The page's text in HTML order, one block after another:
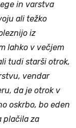
in varstva
ali težko
iz
lahko v večjem
tudi starši otrok,
vendar
da je otrok v
oskrbo, bo eden
plačila za